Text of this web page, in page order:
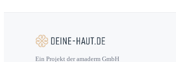
Ein Projekt der amaderm GmbH